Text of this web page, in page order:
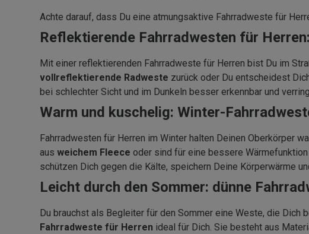
Achte darauf, dass Du eine atmungsaktive Fahrradweste für
Reflektierende Fahrradwesten für
Mit einer reflektierenden Fahrradweste für Herren bist Du im
vollreflektierende Radweste zurück oder Du entscheidest
bei schlechter Sicht und im Dunkeln besser erkennbar und
Warm und kuschelig: Winter-
Fahrradwesten für Herren im Winter halten Deinen Oberkörper
aus weichem Fleece oder sind für eine bessere Wärmefunktion
schützen Dich gegen die Kälte, speichern Deine Körperwärme
Leicht durch den Sommer: dünne
Du brauchst als Begleiter für den Sommer eine Weste, die Dich
Fahrradweste für Herren ideal für Dich. Sie besteht aus